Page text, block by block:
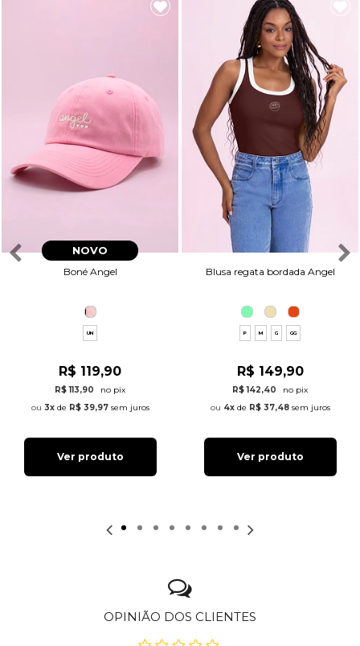
NOVO
Boné Angel
UN
R$ 119,90
R$ 113,90
no pix
3xde R$ 39,97sem juros
Ver produto
Blusa regata bordada Angel
P M G GG
R$ 149,90
R$ 142,40
no pix
4xde R$ 37,48sem juros
Ver produto
OPINIÃO DOS CLIENTES